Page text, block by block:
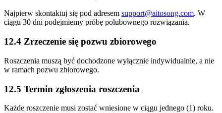
Najpierw skontaktuj się pod adresem support@aitosong.com. W
ciągu 30 dni podejmiemy próbę polubownego rozwiązania.
12.4 Zrzeczenie się pozwu zbiorowego
Roszczenia muszą być dochodzone wyłącznie indywidualnie, a nie
w ramach pozwu zbiorowego.
12.5 Termin zgłoszenia roszczenia
Każde roszczenie musi zostać wniesione w ciągu jednego (1) roku.